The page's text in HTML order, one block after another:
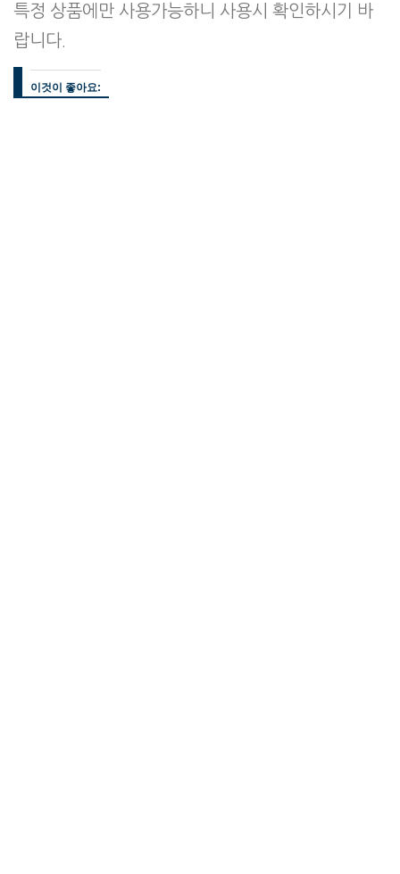
특정 상품에만 사용가능하니 사용시 확인하시기 바
랍니다.
이것이 좋아요: